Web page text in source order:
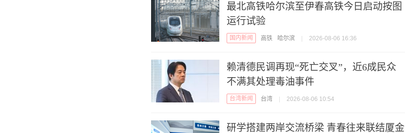
最北高铁哈尔滨至伊春高铁今日启动按图
运行试验
国内新闻 高铁 哈尔滨 2026-08-06 16:36
赖清德民调再现“死亡交叉”，近6成民众
不满其处理毒油事件
台湾新闻 台湾 2026-08-06 10:54
研学搭建两岸交流桥梁 青春往来联结厦金